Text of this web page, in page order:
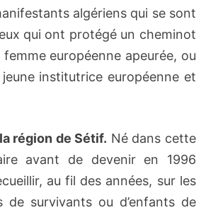
algériens qui se sont
qui ont protégé un cheminot
européenne apeurée, ou
institutrice européenne et
région de Sétif. Né dans cette
avant de devenir en 1996
au fil des années, sur les
de survivants ou d’enfants de